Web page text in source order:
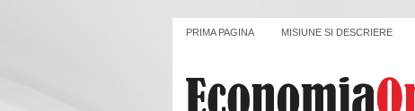
PRIMA PAGINA MISIUNE SI DESCRIERE